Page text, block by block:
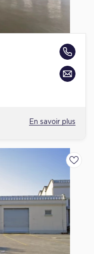
En savoir plus